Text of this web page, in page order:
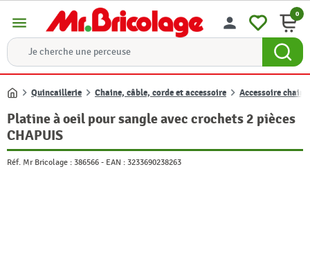
menu person 0
Accueil
Quincaillerie Chaine, câble, corde et accessoire Accessoire
Platine à oeil pour sangle avec crochets 2 pièces
CHAPUIS
Réf. Mr Bricolage : 386566 - EAN : 3233690238263